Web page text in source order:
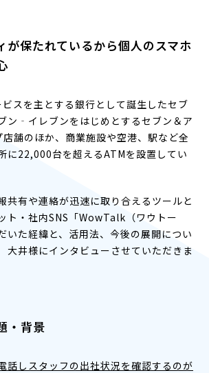
が保たれているから個人のスマホ
スを主とする銀行として誕生したセブ
ン‐イレブンをはじめとするセブン＆ア
店舗のほか、商業施設や空港、駅など全
に22,000台を超えるATMを設置してい
共有や連絡が迅速に取り合えるツールと
ト・社内SNS「WowTalk（ワウトー
いた経緯と、活用法、今後の展開につい
井様にインタビューさせていただきま
・背景
話しスタッフの出社状況を確認するのが